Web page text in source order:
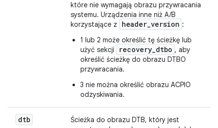
które nie wymagają obrazu przywracania
systemu. Urządzenia inne niż A/B
korzystające z
header_version :
1 lub 2 może określić tę ścieżkę lub
użyć sekcji
recovery_dtbo , aby
określić ścieżkę do obrazu DTBO
przywracania.
3 nie można określić obrazu ACPIO
odzyskiwania.
dtb
Ścieżka do obrazu DTB, który jest